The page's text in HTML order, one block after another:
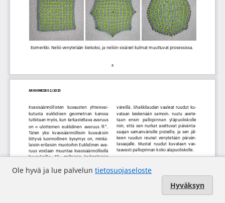
Ole hyvä ja lue palvelun tietosuojaseloste
Hyväksyn